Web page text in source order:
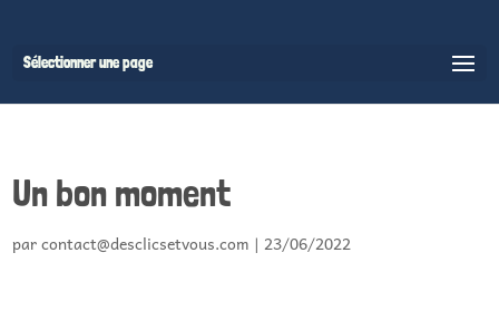
Sélectionner une page
Un bon moment
parcontact@desclicsetvous.com |23/06/2022